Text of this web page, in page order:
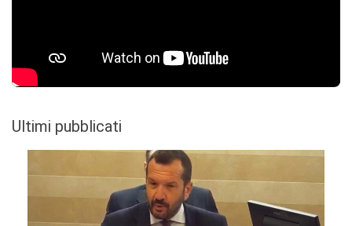
Ultimi pubblicati